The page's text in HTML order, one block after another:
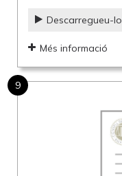
Descarregueu-lo
Més informació
9